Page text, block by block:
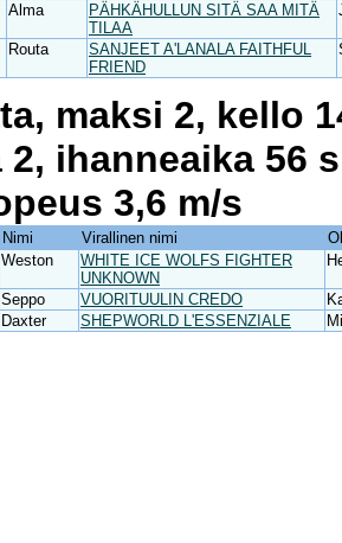
Alma
PÄHKÄHULLUN SITÄ SAA MITÄ
TILAA
Routa
SANJEET A'LANALA FAITHFUL
FRIEND
maksi 2, kello
ihanneaika 56
3,6 m/s
Nimi Virallinen nimi
Weston
WHITE ICE WOLFS FIGHTER
UNKNOWN
Seppo VUORITUULIN CREDO
Daxter SHEPWORLD L'ESSENZIALE